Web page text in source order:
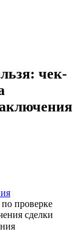
чек-
проверке
сделки